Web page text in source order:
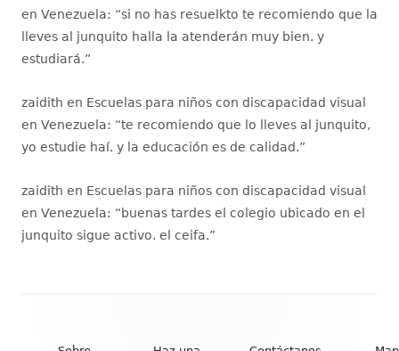
en Venezuela: “si no has resuelkto te recomiendo que la
lleves al junquito halla la atenderán muy bien. y
estudiará.”
zaidith en Escuelas para niños con discapacidad visual
en Venezuela: “te recomiendo que lo lleves al junquito,
yo estudie haí. y la educación es de calidad.”
zaidith en Escuelas para niños con discapacidad visual
en Venezuela: “buenas tardes el colegio ubicado en el
junquito sigue activo. el ceifa.”